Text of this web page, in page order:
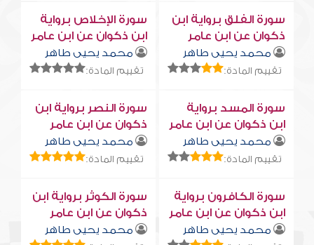
سورة الفلق برواية ابن
ذكوان عن ابن عامر
محمد يحيى طاهر
تقييم المادة:
سورة الإخلاص برواية
ابن ذكوان عن ابن عامر
محمد يحيى طاهر
تقييم المادة:
سورة المسد برواية
ابن ذكوان عن ابن عامر
محمد يحيى طاهر
تقييم المادة:
سورة النصر برواية ابن
ذكوان عن ابن عامر
محمد يحيى طاهر
تقييم المادة:
سورة الكافرون برواية
ابن ذكوان عن ابن عامر
محمد يحيى طاهر
سورة الكوثر برواية ابن
ذكوان عن ابن عامر
محمد يحيى طاهر